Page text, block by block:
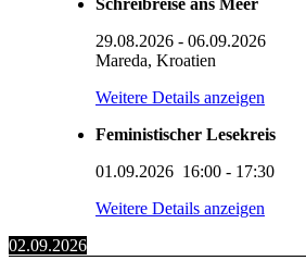
Schreibreise ans Meer
29.08.2026 - 06.09.2026
Mareda, Kroatien
Weitere Details anzeigen
Feministischer Lesekreis
01.09.2026 16:00 - 17:30
Weitere Details anzeigen
02.09.2026